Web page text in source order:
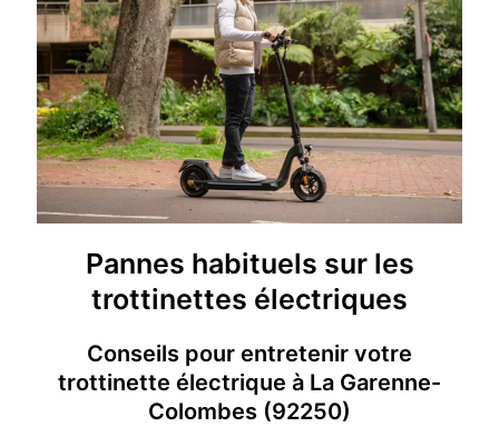
Pannes habituels sur les
trottinettes électriques
Conseils pour entretenir votre
trottinette électrique à La Garenne-
Colombes (92250)